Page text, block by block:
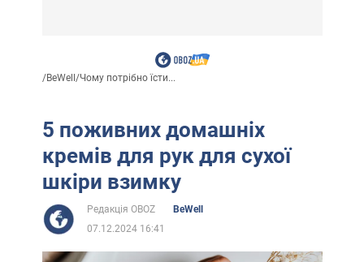
/BeWell/Чому потрібно їсти...
5 поживних домашніх
кремів для рук для сухої
шкіри взимку
Редакція OBOZ
BeWell
07.12.2024 16:41